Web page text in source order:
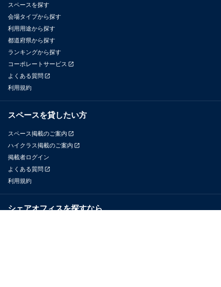
スペースを探す
会場タイプから探す
利用用途から探す
都道府県から探す
ランキングから探す
コーポレートサービス
よくある質問
利用規約
スペースを貸したい方
スペース掲載のご案内
ハイクラス掲載のご案内
掲載者ログイン
よくある質問
利用規約
シェアオフィスを探すなら